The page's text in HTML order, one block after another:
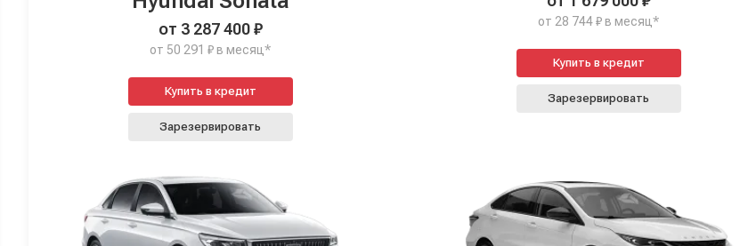
от 3 287 400 ₽
от 50 291 ₽ в месяц*
Купить в кредит
Зарезервировать
от 28 744 ₽ в месяц*
Купить в кредит
Зарезервировать